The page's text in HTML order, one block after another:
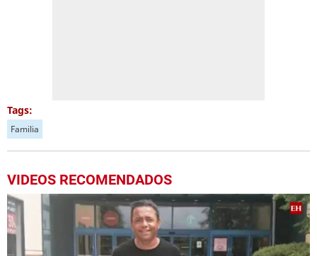
Tags:
Familia
VIDEOS RECOMENDADOS